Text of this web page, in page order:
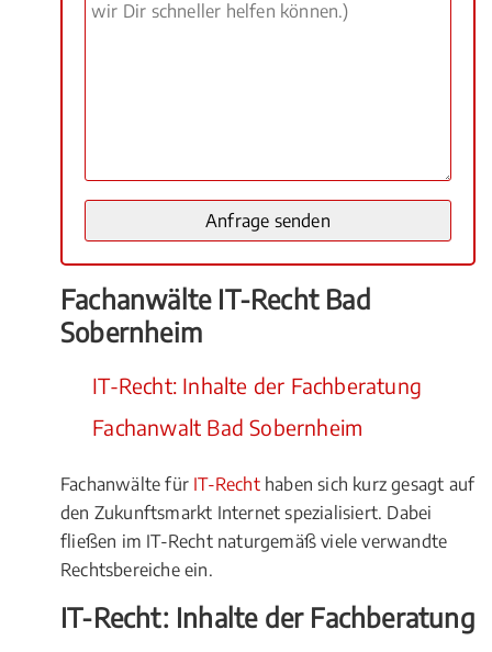
Fachanwälte IT-Recht Bad
Sobernheim
IT-Recht: Inhalte der Fachberatung
Fachanwalt Bad Sobernheim
Fachanwälte für IT-Rechthaben sich kurz gesagt auf
den Zukunftsmarkt Internet spezialisiert. Dabei
fließen im IT-Recht naturgemäß viele verwandte
Rechtsbereiche ein.
IT-Recht: Inhalte der Fachberatung